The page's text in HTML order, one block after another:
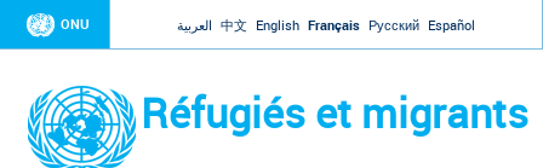
Jump to navigation
ONU العربية 中文 English Français Русский Español
Réfugiés et migrants